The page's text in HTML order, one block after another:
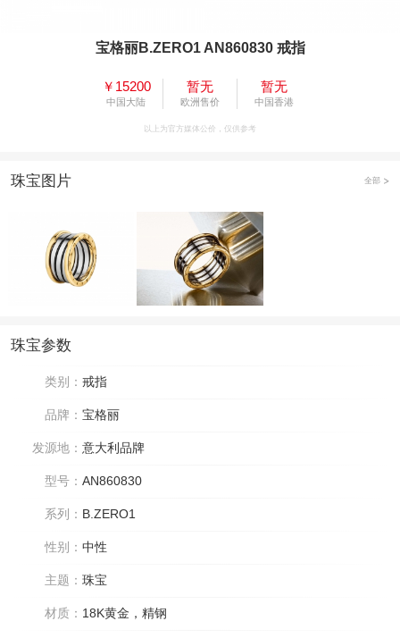
宝格丽B.ZERO1 AN860830 戒指
￥15200
中国大陆
暂无
欧洲售价
暂无
中国香港
以上为官方媒体公价，仅供参考
珠宝图片 全部
珠宝参数
类别： 戒指
品牌： 宝格丽
发源地： 意大利品牌
型号： AN860830
系列： B.ZERO1
性别： 中性
主题： 珠宝
材质： 18K黄金，精钢